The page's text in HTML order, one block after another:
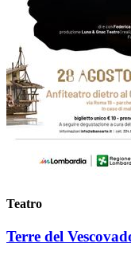
Teatro
Terre del